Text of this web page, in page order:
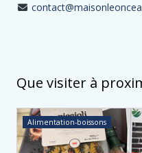
Que visiter à
Alimentation-boissons